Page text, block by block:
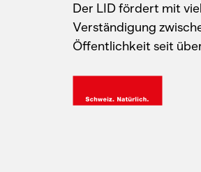
Der LID fördert mit
Verständigung
Öffentlichkeit seit